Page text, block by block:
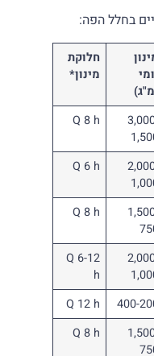
בחלל הפה:
חלוקת
מינון*
Q 8 h
Q 6 h
Q 8 h
Q 6-12
h
400-
Q 12 h
Q 8 h